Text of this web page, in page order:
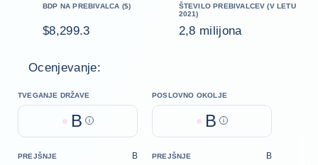
BDP NA PREBIVALCA ($)
$8,299.3
ŠTEVILO PREBIVALCEV (V LETU
2021)
2,8 milijona
Ocenjevanje:
TVEGANJE DRŽAVE
B Help
POSLOVNO OKOLJE
B Help
PREJŠNJE B PREJŠNJE B